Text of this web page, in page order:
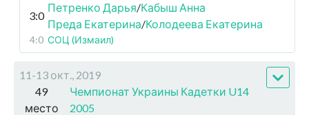
3:0
Петренко Дарья/Кабыш Анна
Преда Екатерина/Колодеева Екатерина
4:0 СОЦ (Измаил)
11-13 окт., 2019
49
место
Чемпионат Украины Кадетки U14
2005